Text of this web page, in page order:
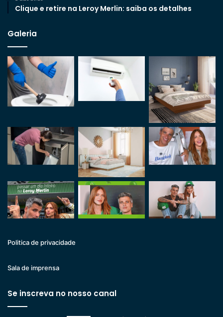
Clique e retire na Leroy Merlin: saiba os detalhes
Galeria
Politica de privacidade
Sala de imprensa
Se inscreva no nosso canal